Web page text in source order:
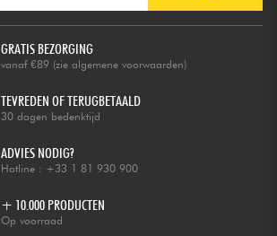
GRATIS BEZORGING
vanaf €89 (zie algemene voorwaarden)
TEVREDEN OF TERUGBETAALD
30 dagen bedenktijd
ADVIES NODIG?
Hotline : +33 1 81 930 900
+ 10.000 PRODUCTEN
Op voorraad